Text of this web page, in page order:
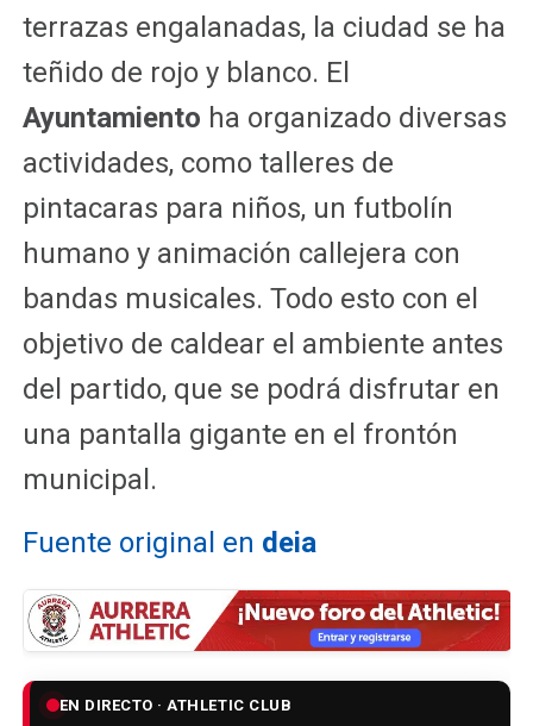
terrazas engalanadas, la ciudad se ha
teñido de rojo y blanco. El
Ayuntamiento ha organizado diversas
actividades, como talleres de
pintacaras para niños, un futbolín
humano y animación callejera con
bandas musicales. Todo esto con el
objetivo de caldear el ambiente antes
del partido, que se podrá disfrutar en
una pantalla gigante en el frontón
municipal.
Fuente original en deia
EN DIRECTO · ATHLETIC CLUB